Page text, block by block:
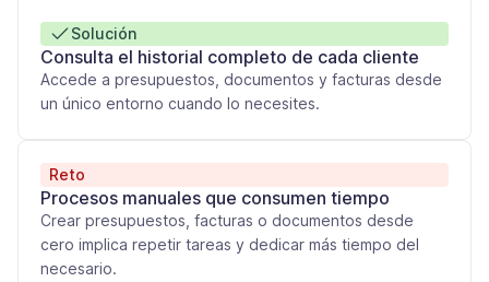
Solución
Consulta el historial completo de cada cliente
Accede a presupuestos, documentos y facturas desde
un único entorno cuando lo necesites.
Reto
Procesos manuales que consumen tiempo
Crear presupuestos, facturas o documentos desde
cero implica repetir tareas y dedicar más tiempo del
necesario.